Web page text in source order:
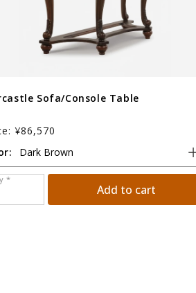
Sofa/Console Table
¥86,570
*
Add to cart